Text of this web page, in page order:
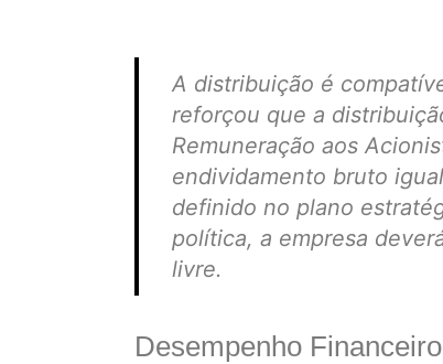
A distribuição é
reforçou que a
Remuneração aos
endividamento bruto
definido no plano
política, a empresa
livre.
Desempenho